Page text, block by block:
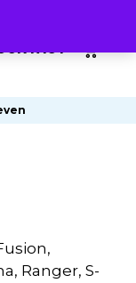
Ranger, S-